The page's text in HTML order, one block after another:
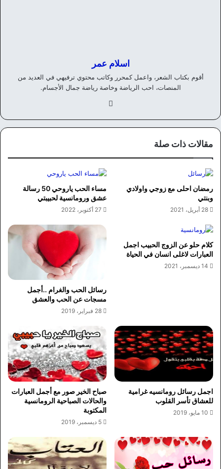
اسلام عمر
أقوم بكتاب الشعر، واعمل كمحرر وكاتب محتوي ترفيهي في العديد من
المنصات، احب الرياضة وخاصة رياضة جمال الأجسام.
وك
مقالات ذات صلة
رمضان احلى مع زوجي واولادي
وبنتي
28 أبريل، 2021
مساء الحب ياروحي 50 رسالة
عشق ورومانسية لحبيبتي
27 أكتوبر، 2022
كلام حلو عن الزوج الحبيب اجمل
العبارات لاغلى انسان في الحياة
14 ديسمبر، 2021
رسائل الحب والغرام ..أجمل
مسجات عن الحب والعشق
28 فبراير، 2019
اجمل رسائل رومانسيه غرامية
للعشاق تأسر القلوب
10 مايو، 2019
صباح الخير صور مع أجمل العبارات
والحالات الصباحية الرومانسية
المكتوبة
5 ديسمبر، 2019